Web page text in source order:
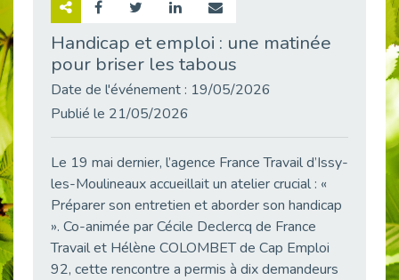
« Confiance en soi et acceptation du handicap » : un levier puissant vers l’emploi
Handicap et emploi : une matinée pour briser les tabous
Publié le 21/05/2026
L’alternance : un levier stratégique pour recruter et inclure durablement
Publié le 18/05/2026
Handicap et emploi : une matinée
pour briser les tabous
Date de l'événement : 19/05/2026
Publié le 21/05/2026
Le 19 mai dernier, l’agence France Travail d’Issy-
les-Moulineaux accueillait un atelier crucial : «
Préparer son entretien et aborder son handicap
». Co-animée par Cécile Declercq de France
Travail et Hélène COLOMBET de Cap Emploi
92, cette rencontre a permis à dix demandeurs